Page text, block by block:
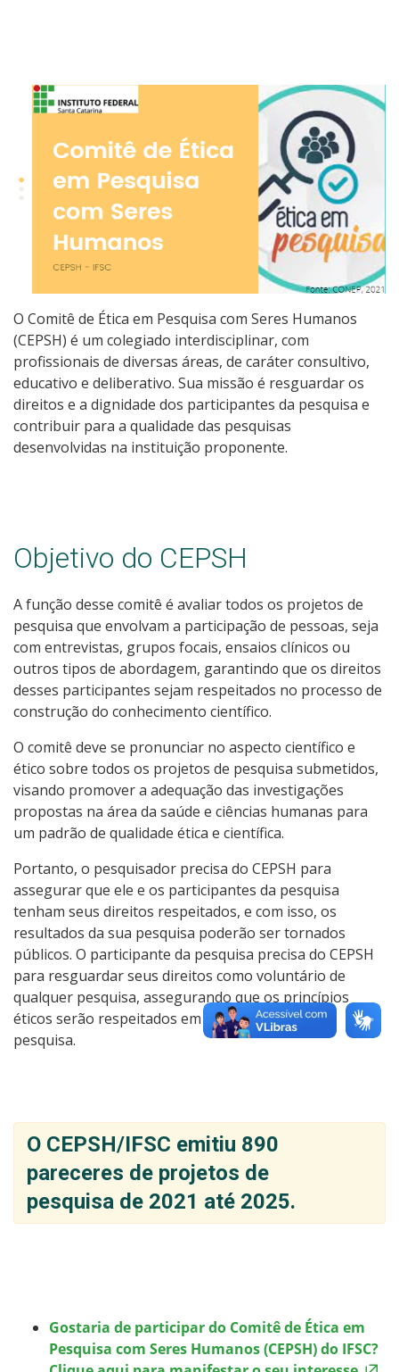
O Comitê de Ética em Pesquisa com Seres Humanos
(CEPSH) é um colegiado interdisciplinar, com
profissionais de diversas áreas, de caráter consultivo,
educativo e deliberativo. Sua missão é resguardar os
direitos e a dignidade dos participantes da pesquisa e
contribuir para a qualidade das pesquisas
desenvolvidas na instituição proponente.
Objetivo do CEPSH
A função desse comitê é avaliar todos os projetos de
pesquisa que envolvam a participação de pessoas, seja
com entrevistas, grupos focais, ensaios clínicos ou
outros tipos de abordagem, garantindo que os direitos
desses participantes sejam respeitados no processo de
construção do conhecimento científico.
O comitê deve se pronunciar no aspecto científico e
ético sobre todos os projetos de pesquisa submetidos,
visando promover a adequação das investigações
propostas na área da saúde e ciências humanas para
um padrão de qualidade ética e científica.
Portanto, o pesquisador precisa do CEPSH para
assegurar que ele e os participantes da pesquisa
tenham seus direitos respeitados, e com isso, os
resultados da sua pesquisa poderão ser tornados
públicos. O participante da pesquisa precisa do CEPSH
para resguardar seus direitos como voluntário de
qualquer pesquisa, assegurando que os princípios
éticos serão respeitados em todas as etapas da
pesquisa.
O CEPSH/IFSC emitiu 890
pareceres de projetos de
pesquisa de 2021 até 2025.
Gostaria de participar do Comitê de Ética em
Pesquisa com Seres Humanos (CEPSH) do IFSC?